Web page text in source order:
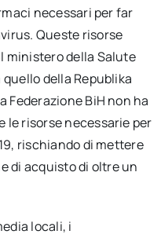
necessari per far
Queste risorse
ministero della Salute
della Republika
Federazione BiH non ha
le risorse necessarie per
rischiando di mettere
di acquisto di oltre un
locali, i